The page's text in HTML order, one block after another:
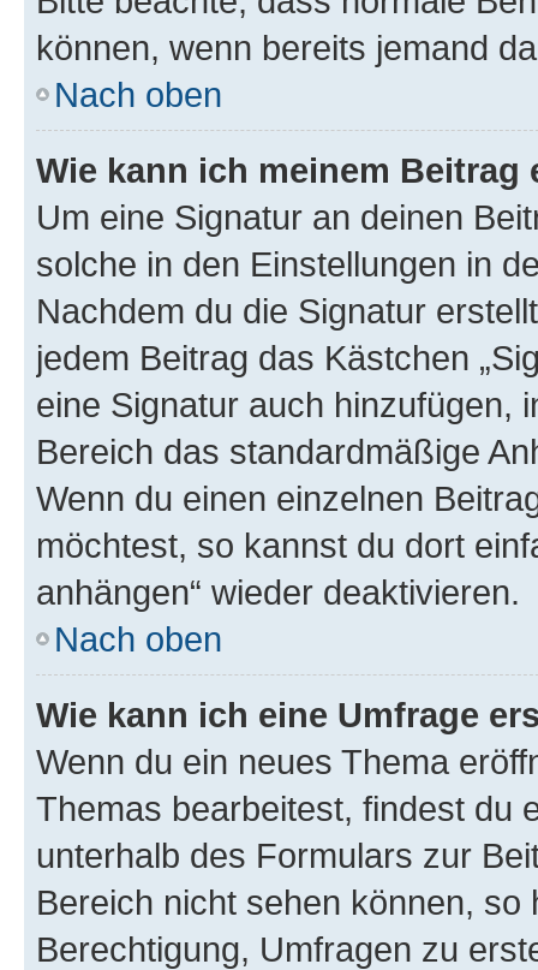
können, wenn bereits jemand
Nach oben
Wie kann ich meinem
Um eine Signatur an deinen
solche in den Einstellungen in
Nachdem du die Signatur
jedem Beitrag das Kästchen
eine Signatur auch hinzufügen,
Bereich das standardmäßige
Wenn du einen einzelnen
möchtest, so kannst du dort
anhängen“ wieder deaktivieren.
Nach oben
Wie kann ich eine Umfrage
Wenn du ein neues Thema
Themas bearbeitest, findest du
unterhalb des Formulars zur
Bereich nicht sehen können,
Berechtigung, Umfragen zu